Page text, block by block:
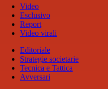
Video
Esclusivo
Report
Video virali
Editoriale
Strategie societarie
Tecnica e Tattica
Avversari